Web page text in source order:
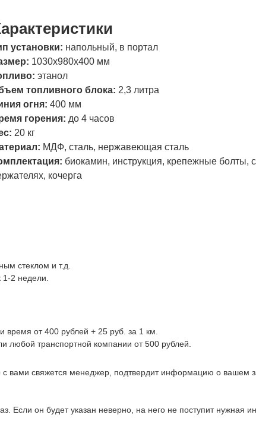
установки: напольный, в портал
1030х980х400 мм
этанол
топливного блока: 2,3 литра
огня: 400 мм
горения: до 4 часов
20 кг
МДФ, сталь, нержавеющая сталь
биокамин, инструкция, крепежные болты,
кочерга
стеклом и т.д.
1-2 недели.
время от 400 рублей + 25 руб. за 1 км.
любой транспортной компании от 500 рублей.
вами свяжется менеджер, подтвердит информацию о вашем
он будет указан неверно, на него не поступит нужная